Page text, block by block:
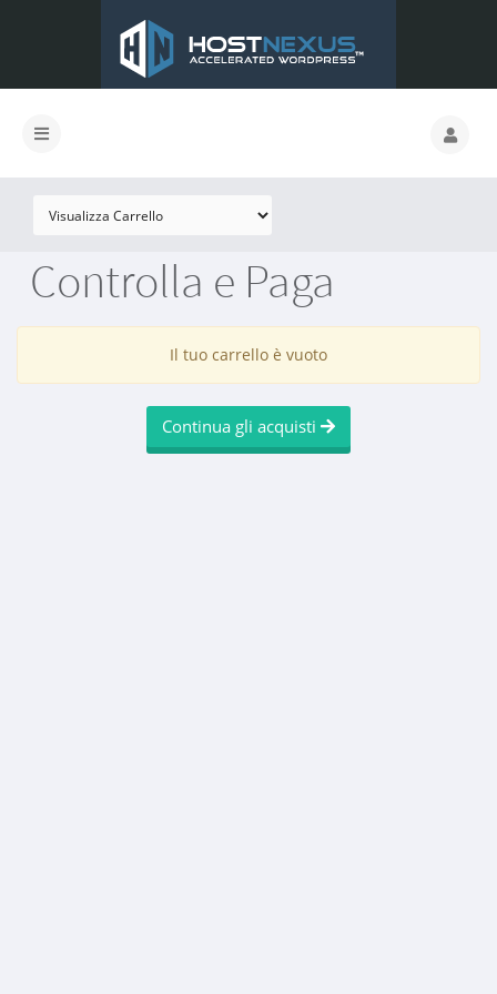
Controlla e Paga
Il tuo carrello è vuoto
Continua gli acquisti